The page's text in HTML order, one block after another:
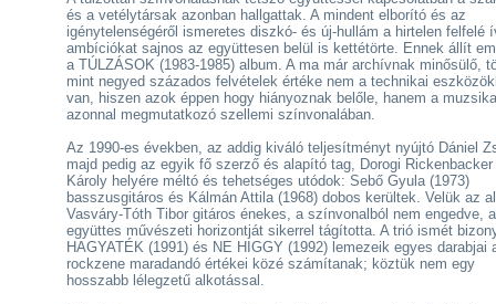
és a vetélytársak azonban hallgattak. A mindent elborító és az
igénytelenségéről ismeretes diszkó- és új-hullám a hirtelen felfelé
ambíciókat sajnos az együttesen belül is kettétörte. Ennek állít
a TÚLZÁSOK (1983-1985) album. A ma már archívnak minősülő,
mint negyed százados felvételek értéke nem a technikai
van, hiszen azok éppen hogy hiányoznak belőle, hanem a muzsika
azonnal megmutatkozó szellemi színvonalában.
Az 1990-es években, az addig kiváló teljesítményt nyújtó Dániel
majd pedig az egyik fő szerző és alapító tag, Dorogi Rickenbacker
Károly helyére méltó és tehetséges utódok: Sebő Gyula (1973)
basszusgitáros és Kálmán Attila (1968) dobos kerültek. Velük az
Vasváry-Tóth Tibor gitáros énekes, a színvonalból nem engedve,
együttes művészeti horizontját sikerrel tágította. A trió ismét
HAGYATÉK (1991) és NE HIGGY (1992) lemezeik egyes darabjai
rockzene maradandó értékei közé számítanak; köztük nem egy
hosszabb lélegzetű alkotással.